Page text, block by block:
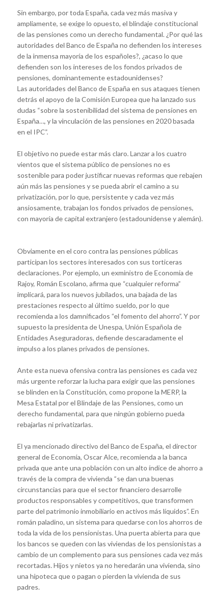
Sin embargo, por toda España, cada vez más masiva y
ampliamente, se exige lo opuesto, el blindaje constitucional
de las pensiones como un derecho fundamental. ¿Por qué las
autoridades del Banco de España no defienden los intereses
de la inmensa mayoría de los españoles?, ¿acaso lo que
defienden son los intereses de los fondos privados de
pensiones, dominantemente estadounidenses?
Las autoridades del Banco de España en sus ataques tienen
detrás el apoyo de la Comisión Europea que ha lanzado sus
dudas “sobre la sostenibilidad del sistema de pensiones en
España…, y la vinculación de las pensiones en 2020 basada
en el IPC”.
El objetivo no puede estar más claro. Lanzar a los cuatro
vientos que el sistema público de pensiones no es
sostenible para poder justificar nuevas reformas que rebajen
aún más las pensiones y se pueda abrir el camino a su
privatización, por lo que, persistente y cada vez más
ansiosamente, trabajan los fondos privados de pensiones,
con mayoría de capital extranjero (estadounidense y alemán).
Obviamente en el coro contra las pensiones públicas
participan los sectores interesados con sus torticeras
declaraciones. Por ejemplo, un exministro de Economía de
Rajoy, Román Escolano, afirma que “cualquier reforma”
implicará, para los nuevos jubilados, una bajada de las
prestaciones respecto al último sueldo, por lo que
recomienda a los damnificados “el fomento del ahorro”. Y por
supuesto la presidenta de Unespa, Unión Española de
Entidades Aseguradoras, defiende descaradamente el
impulso a los planes privados de pensiones.
Ante esta nueva ofensiva contra las pensiones es cada vez
más urgente reforzar la lucha para exigir que las pensiones
se blinden en la Constitución, como propone la MERP, la
Mesa Estatal por el Blindaje de las Pensiones, como un
derecho fundamental, para que ningún gobierno pueda
rebajarlas ni privatizarlas.
El ya mencionado directivo del Banco de España, el director
general de Economía, Oscar Alce, recomienda a la banca
privada que ante una población con un alto índice de ahorro a
través de la compra de vivienda “se dan una buenas
circunstancias para que el sector financiero desarrolle
productos responsables y competitivos, que transformen
parte del patrimonio inmobiliario en activos más líquidos”. En
román paladino, un sistema para quedarse con los ahorros de
toda la vida de los pensionistas. Una puerta abierta para que
los bancos se queden con las viviendas de los pensionistas a
cambio de un complemento para sus pensiones cada vez más
recortadas. Hijos y nietos ya no heredarán una vivienda, sino
una hipoteca que o pagan o pierden la vivienda de sus
padres.